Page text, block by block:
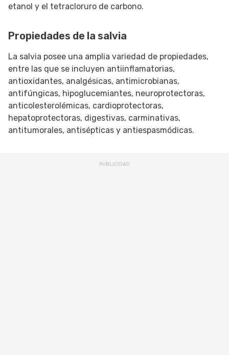
etanol y el tetracloruro de carbono.
Propiedades de la salvia
La salvia posee una amplia variedad de propiedades,
entre las que se incluyen antiinflamatorias,
antioxidantes, analgésicas, antimicrobianas,
antifúngicas, hipoglucemiantes, neuroprotectoras,
anticolesterolémicas, cardioprotectoras,
hepatoprotectoras, digestivas, carminativas,
antitumorales, antisépticas y antiespasmódicas.